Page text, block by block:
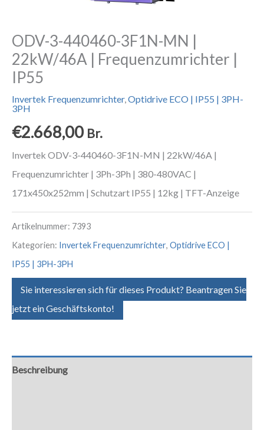
ODV-3-440460-3F1N-MN |
22kW/46A | Frequenzumrichter |
IP55
Invertek Frequenzumrichter,Optidrive ECO | IP55 | 3PH-
3PH
€2.668,00 Br.
Invertek ODV-3-440460-3F1N-MN | 22kW/46A |
Frequenzumrichter | 3Ph-3Ph | 380-480VAC |
171x450x252mm | Schutzart IP55 | 12kg | TFT-Anzeige
Artikelnummer: 7393
Kategorien: Invertek Frequenzumrichter, Optidrive ECO |
IP55 | 3PH-3PH
Sie interessieren sich für dieses Produkt? Beantragen Sie
jetzt ein Geschäftskonto!
Beschreibung